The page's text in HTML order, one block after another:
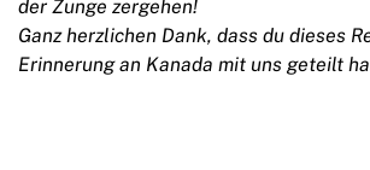
der Zunge zergehen!
Ganz herzlichen Dank, dass du dieses
Erinnerung an Kanada mit uns geteilt